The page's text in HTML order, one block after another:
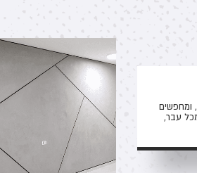
ומחפשים
עבר,